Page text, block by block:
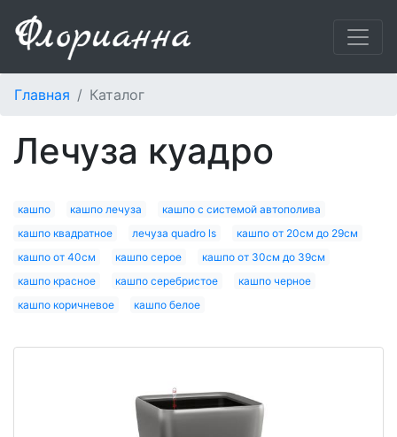
Главная Каталог
лечуза куадро
кашпо кашпо лечуза
кашпо с системой автополива
кашпо квадратное
лечуза quadro ls
кашпо от 20см до 29см
кашпо от 40см
кашпо серое
кашпо от 30см до 39см
кашпо красное
кашпо серебристое
кашпо черное
кашпо коричневое
кашпо белое